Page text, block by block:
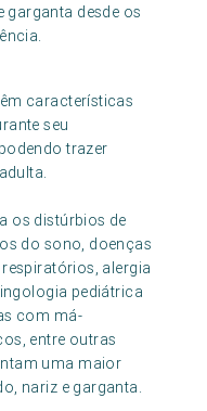
garganta desde os
características
seu
trazer
os distúrbios de
do sono, doenças
alergia
pediátrica
com má-
entre outras
uma maior
nariz e garganta.